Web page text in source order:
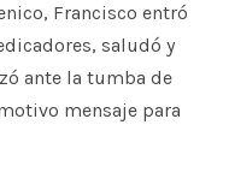
Francisco entró
saludó y
ante la tumba de
mensaje para